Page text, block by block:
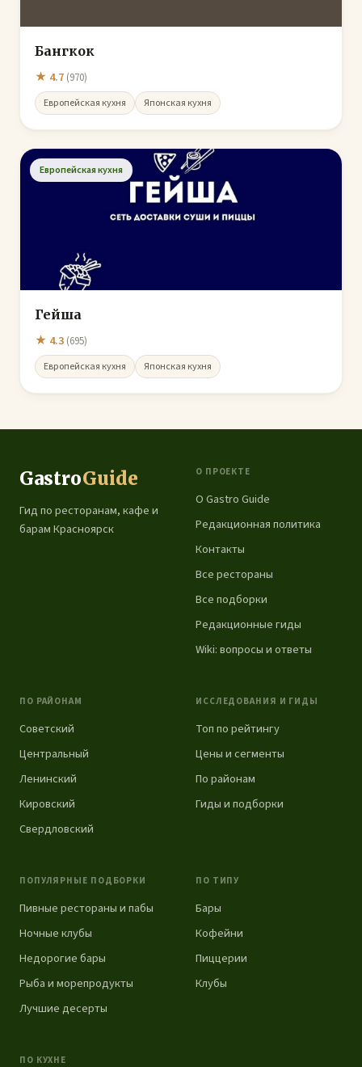
Бангкок
★ 4.7 (970)
Европейская кухня Японская кухня
Европейская кухня
Гейша
★ 4.3 (695)
Европейская кухня Японская кухня
GastroGuide
Гид по ресторанам, кафе и
барам Красноярск
О ПРОЕКТЕ
О Gastro Guide
Редакционная политика
Контакты
Все рестораны
Все подборки
Редакционные гиды
Wiki: вопросы и ответы
ПО РАЙОНАМ
Советский
Центральный
Ленинский
Кировский
Свердловский
ИССЛЕДОВАНИЯ И ГИДЫ
Топ по рейтингу
Цены и сегменты
По районам
Гиды и подборки
ПОПУЛЯРНЫЕ ПОДБОРКИ
Пивные рестораны и пабы
Ночные клубы
Недорогие бары
Рыба и морепродукты
Лучшие десерты
ПО ТИПУ
Бары
Кофейни
Пиццерии
Клубы
ПО КУХНЕ